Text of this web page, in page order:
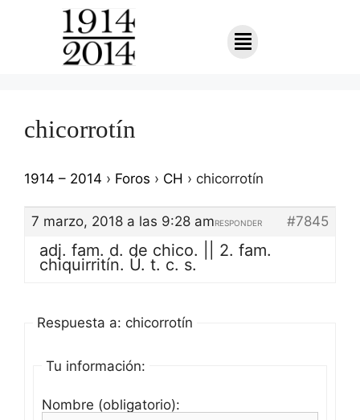
chicorrotín
1914 – 2014 › Foros › CH › chicorrotín
7 marzo, 2018 a las 9:28 am #7845
RESPONDER
adj. fam. d. de chico. || 2. fam.
chiquirritín. Ú. t. c. s.
Respuesta a: chicorrotín
Tu información:
Nombre (obligatorio):